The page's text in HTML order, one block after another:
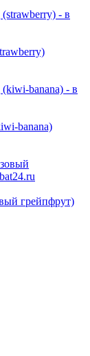
banana)
грейпфрут)